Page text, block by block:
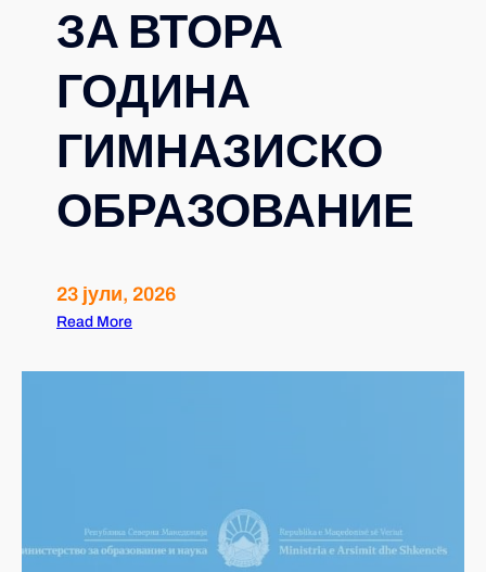
ЗА ВТОРА
ГОДИНА
ГИМНАЗИСКО
ОБРАЗОВАНИЕ
23 јули, 2026
Read More